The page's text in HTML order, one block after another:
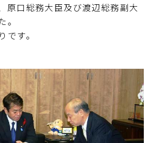
原口総務大臣及び渡辺総務副大
。
す。